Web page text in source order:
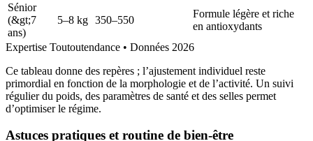
Sénior
(&gt;7
ans)
5–8 kg 350–550
Formule légère et riche
en antioxydants
Expertise Toutoutendance • Données 2026
Ce tableau donne des repères ; l’ajustement individuel reste
primordial en fonction de la morphologie et de l’activité. Un suivi
régulier du poids, des paramètres de santé et des selles permet
d’optimiser le régime.
Astuces pratiques et routine de bien-être